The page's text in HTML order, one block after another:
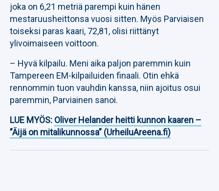
joka on 6,21 metriä parempi kuin hänen
mestaruusheittonsa vuosi sitten. Myös Parviaisen
toiseksi paras kaari, 72,81, olisi riittänyt
ylivoimaiseen voittoon.
– Hyvä kilpailu. Meni aika paljon paremmin kuin
Tampereen EM-kilpailuiden finaali. Otin ehkä
rennommin tuon vauhdin kanssa, niin ajoitus osui
paremmin, Parviainen sanoi.
LUE MYÖS: Oliver Helander heitti kunnon kaaren –
”Äijä on mitalikunnossa” (UrheiluAreena.fi)